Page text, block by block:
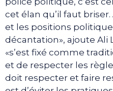
cet élan qu’il faut
et les positions
décantation», ajoute Ali
«s’est fixé comme
et de respecter les
doit respecter et faire